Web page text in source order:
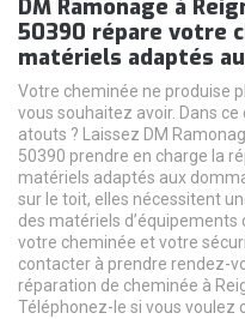
DM Ramonage à
50390 répare votre
matériels adaptés
Votre cheminée ne produise
vous souhaitez avoir. Dans ce
atouts ? Laissez DM
50390 prendre en charge la
matériels adaptés aux
sur le toit, elles nécessitent
des matériels
votre cheminée et votre
contacter à prendre rendez-
réparation de cheminée à
Téléphonez-le si vous voulez